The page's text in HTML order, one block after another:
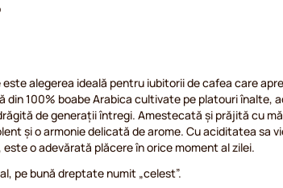
alegerea ideală pentru iubitorii de cafea care
din 100% boabe Arabica cultivate pe platouri înalte,
de generații întregi. Amestecată și prăjită cu
și o armonie delicată de arome. Cu aciditatea sa
o adevărată plăcere în orice moment al zilei.
pe bună dreptate numit „celest”.